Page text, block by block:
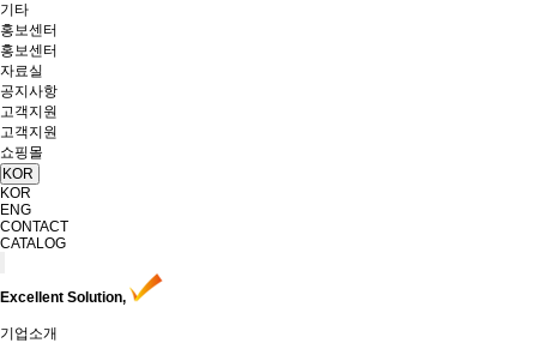
기타
홍보센터
홍보센터
자료실
공지사항
고객지원
고객지원
쇼핑몰
KOR
KOR
ENG
CONTACT
CATALOG
Excellent Solution,
기업소개